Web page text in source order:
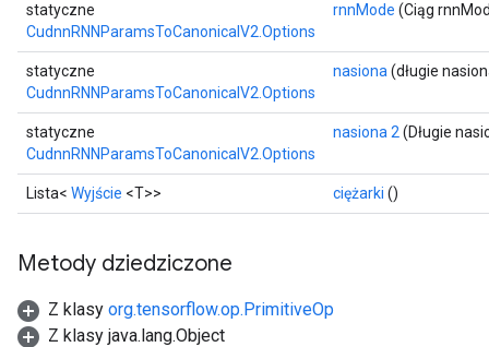
statyczne
CudnnRNNParamsToCanonicalV2.Options
rnnMode (Ciąg
statyczne
CudnnRNNParamsToCanonicalV2.Options
nasiona (długie
statyczne
CudnnRNNParamsToCanonicalV2.Options
nasiona 2 (Długie
Lista< Wyjście <T>> ciężarki ()
Metody dziedziczone
Z klasy org.tensorflow.op.PrimitiveOp
Z klasy java.lang.Object